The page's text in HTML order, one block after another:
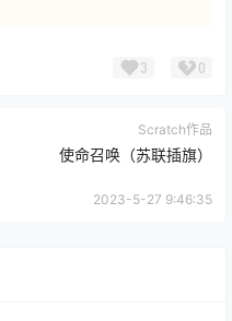
3 0
Scratch作品
使命召唤（苏联插旗）
2023-5-27 9:46:35